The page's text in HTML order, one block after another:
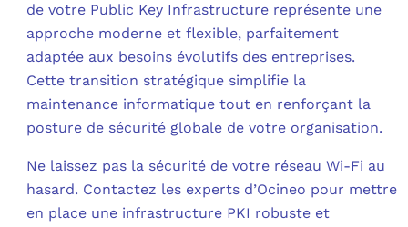
de votre Public Key Infrastructure représente une
approche moderne et flexible, parfaitement
adaptée aux besoins évolutifs des entreprises.
Cette transition stratégique simplifie la
maintenance informatique tout en renforçant la
posture de sécurité globale de votre organisation.
Ne laissez pas la sécurité de votre réseau Wi-Fi au
hasard. Contactez les experts d’Ocineo pour mettre
en place une infrastructure PKI robuste et